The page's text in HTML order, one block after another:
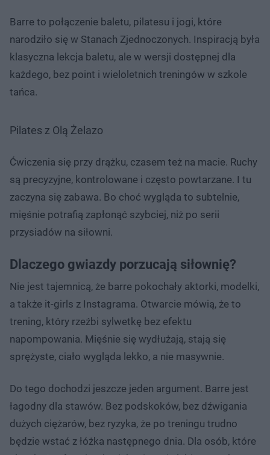
Barre to połączenie baletu, pilatesu i jogi, które
narodziło się w Stanach Zjednoczonych. Inspiracją była
klasyczna lekcja baletu, ale w wersji dostępnej dla
każdego, bez point i wieloletnich treningów w szkole
tańca.
Pilates z Olą Żelazo
Ćwiczenia się przy drążku, czasem też na macie. Ruchy
są precyzyjne, kontrolowane i często powtarzane. I tu
zaczyna się zabawa. Bo choć wygląda to subtelnie,
mięśnie potrafią zapłonąć szybciej, niż po serii
przysiadów na siłowni.
Dlaczego gwiazdy porzucają siłownię?
Nie jest tajemnicą, że barre pokochały aktorki, modelki,
a także it-girls z Instagrama. Otwarcie mówią, że to
trening, który rzeźbi sylwetkę bez efektu
napompowania. Mięśnie się wydłużają, stają się
sprężyste, ciało wygląda lekko, a nie masywnie.
Do tego dochodzi jeszcze jeden argument. Barre jest
łagodny dla stawów. Bez podskoków, bez dźwigania
dużych ciężarów, bez ryzyka, że po treningu trudno
będzie wstać z łóżka następnego dnia. Dla osób, które